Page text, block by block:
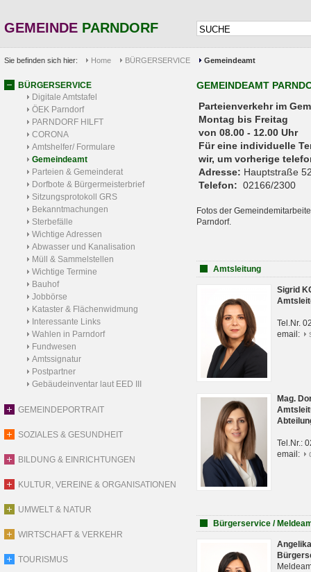
GEMEINDE PARNDORF
Sie befinden sich hier: Home BÜRGERSERVICE Gemeindeamt
BÜRGERSERVICE
Digitale Amtstafel
ÖEK Parndorf
PARNDORF HILFT
CORONA
Amtshelfer/ Formulare
Gemeindeamt
Parteien & Gemeinderat
Dorfbote & Bürgermeisterbrief
Sitzungsprotokoll GRS
Bekanntmachungen
Sterbefälle
Wichtige Adressen
Abwasser und Kanalisation
Müll & Sammelstellen
Wichtige Termine
Bauhof
Jobbörse
Kataster & Flächenwidmung
Interessante Links
Wahlen in Parndorf
Fundwesen
Amtssignatur
Postpartner
Gebäudeinventar laut EED III
GEMEINDEPORTRAIT
SOZIALES & GESUNDHEIT
BILDUNG & EINRICHTUNGEN
KULTUR, VEREINE & ORGANISATIONEN
UMWELT & NATUR
WIRTSCHAFT & VERKEHR
TOURISMUS
GEMEINDEAMT
Parteienverkehr
Montag bis Freitag
von 08.00 - 12.00 Uhr
Für eine individuelle
wir, um vorherige
Adresse: Hauptstraße
Telefon: 02166/2300
Fotos der
Parndorf.
Amtsleitung
Sigrid
Tel.Nr.
email:
Mag.
Tel.Nr.:
email:
Bürgerservice /